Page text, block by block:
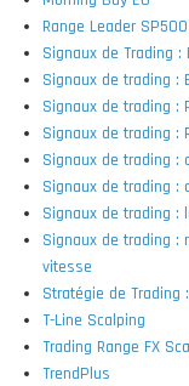
Range Leader SP500
Signaux de Trading :
Signaux de trading :
Signaux de trading :
Signaux de trading :
Signaux de trading :
Signaux de trading :
Signaux de trading :
Signaux de trading :
vitesse
Stratégie de Trading
T-Line Scalping
Trading Range FX
TrendPlus